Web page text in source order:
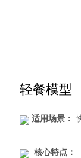
轻餐模型
适用场景：
核心特点：